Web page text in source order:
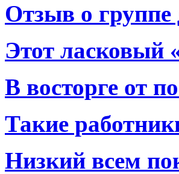
Отзыв о
Этот ласковый
В восторге от
Такие
Низкий всем